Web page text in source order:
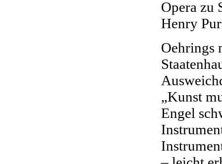
Opera zu
Henry
Oehrings
„Kunst
Engel